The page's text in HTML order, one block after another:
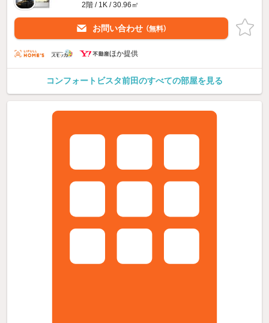
2階 / 1K / 30.96㎡
お問い合わせ （無料）
ほか提供
コンフォートビスタ前田のすべての部屋を見る